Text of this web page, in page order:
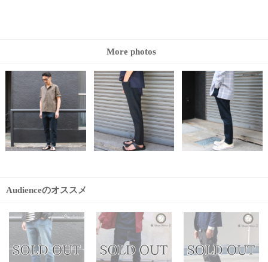
More photos
Audienceのオススメ